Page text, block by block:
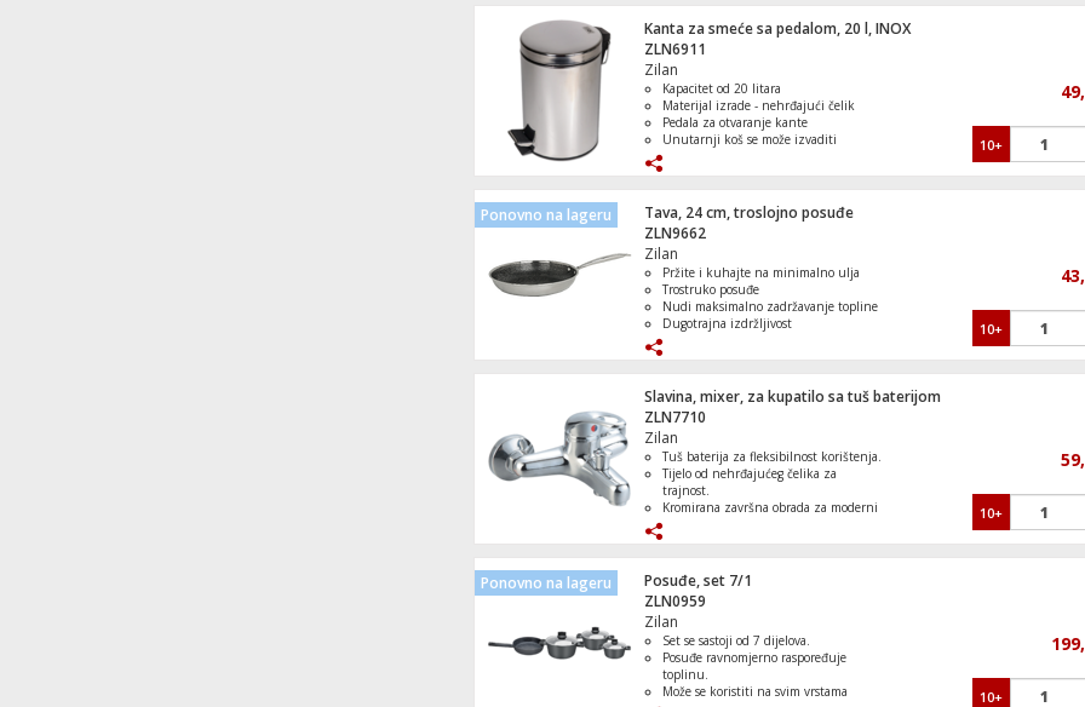
Kanta za smeće sa pedalom, 20 l, INOX
ZLN6911
Zilan
Kapacitet od 20 litara
Materijal izrade - nehrđajući čelik
Pedala za otvaranje kante
Unutarnji koš se može izvaditi
10+
Ponovno na lageru
Tava, 24 cm, troslojno posuđe
ZLN9662
Zilan
Pržite i kuhajte na minimalno ulja
Trostruko posuđe
Nudi maksimalno zadržavanje topline
Dugotrajna izdržljivost
10+
Slavina, mixer, za kupatilo sa tuš baterijom
ZLN7710
Zilan
Tuš baterija za fleksibilnost korištenja.
Tijelo od nehrđajućeg čelika za
trajnost.
Kromirana završna obrada za moderni
Uložak sa dugim vijekom trajanja za
izdržljivost.
Filter za vodu za čistu vodu.
10+
Ponovno na lageru
Posuđe, set 7/1
ZLN0959
Zilan
Set se sastoji od 7 dijelova.
Posuđe ravnomjerno raspoređuje
toplinu.
Može se koristiti na svim vrstama
10+
Kompresor, prijenosni, digitalni prikaz,
mAh